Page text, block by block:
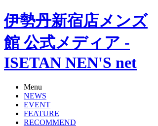
伊勢丹新宿店メンズ
館 公式メディア -
ISETAN NEN'S net
Menu
NEWS
EVENT
FEATURE
RECOMMEND